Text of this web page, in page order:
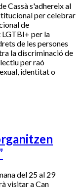
Cassà s'adhereix al
per celebrar
de
per la
de les persones
la discriminació de
per raó
identitat o
del 25 al 29
visitar a Can